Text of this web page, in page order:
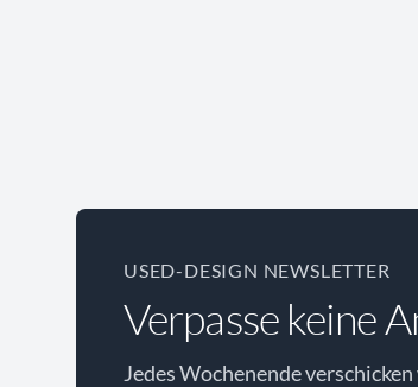
USED-DESIGN NEWSLETTER
Verpasse keine
Jedes Wochenende